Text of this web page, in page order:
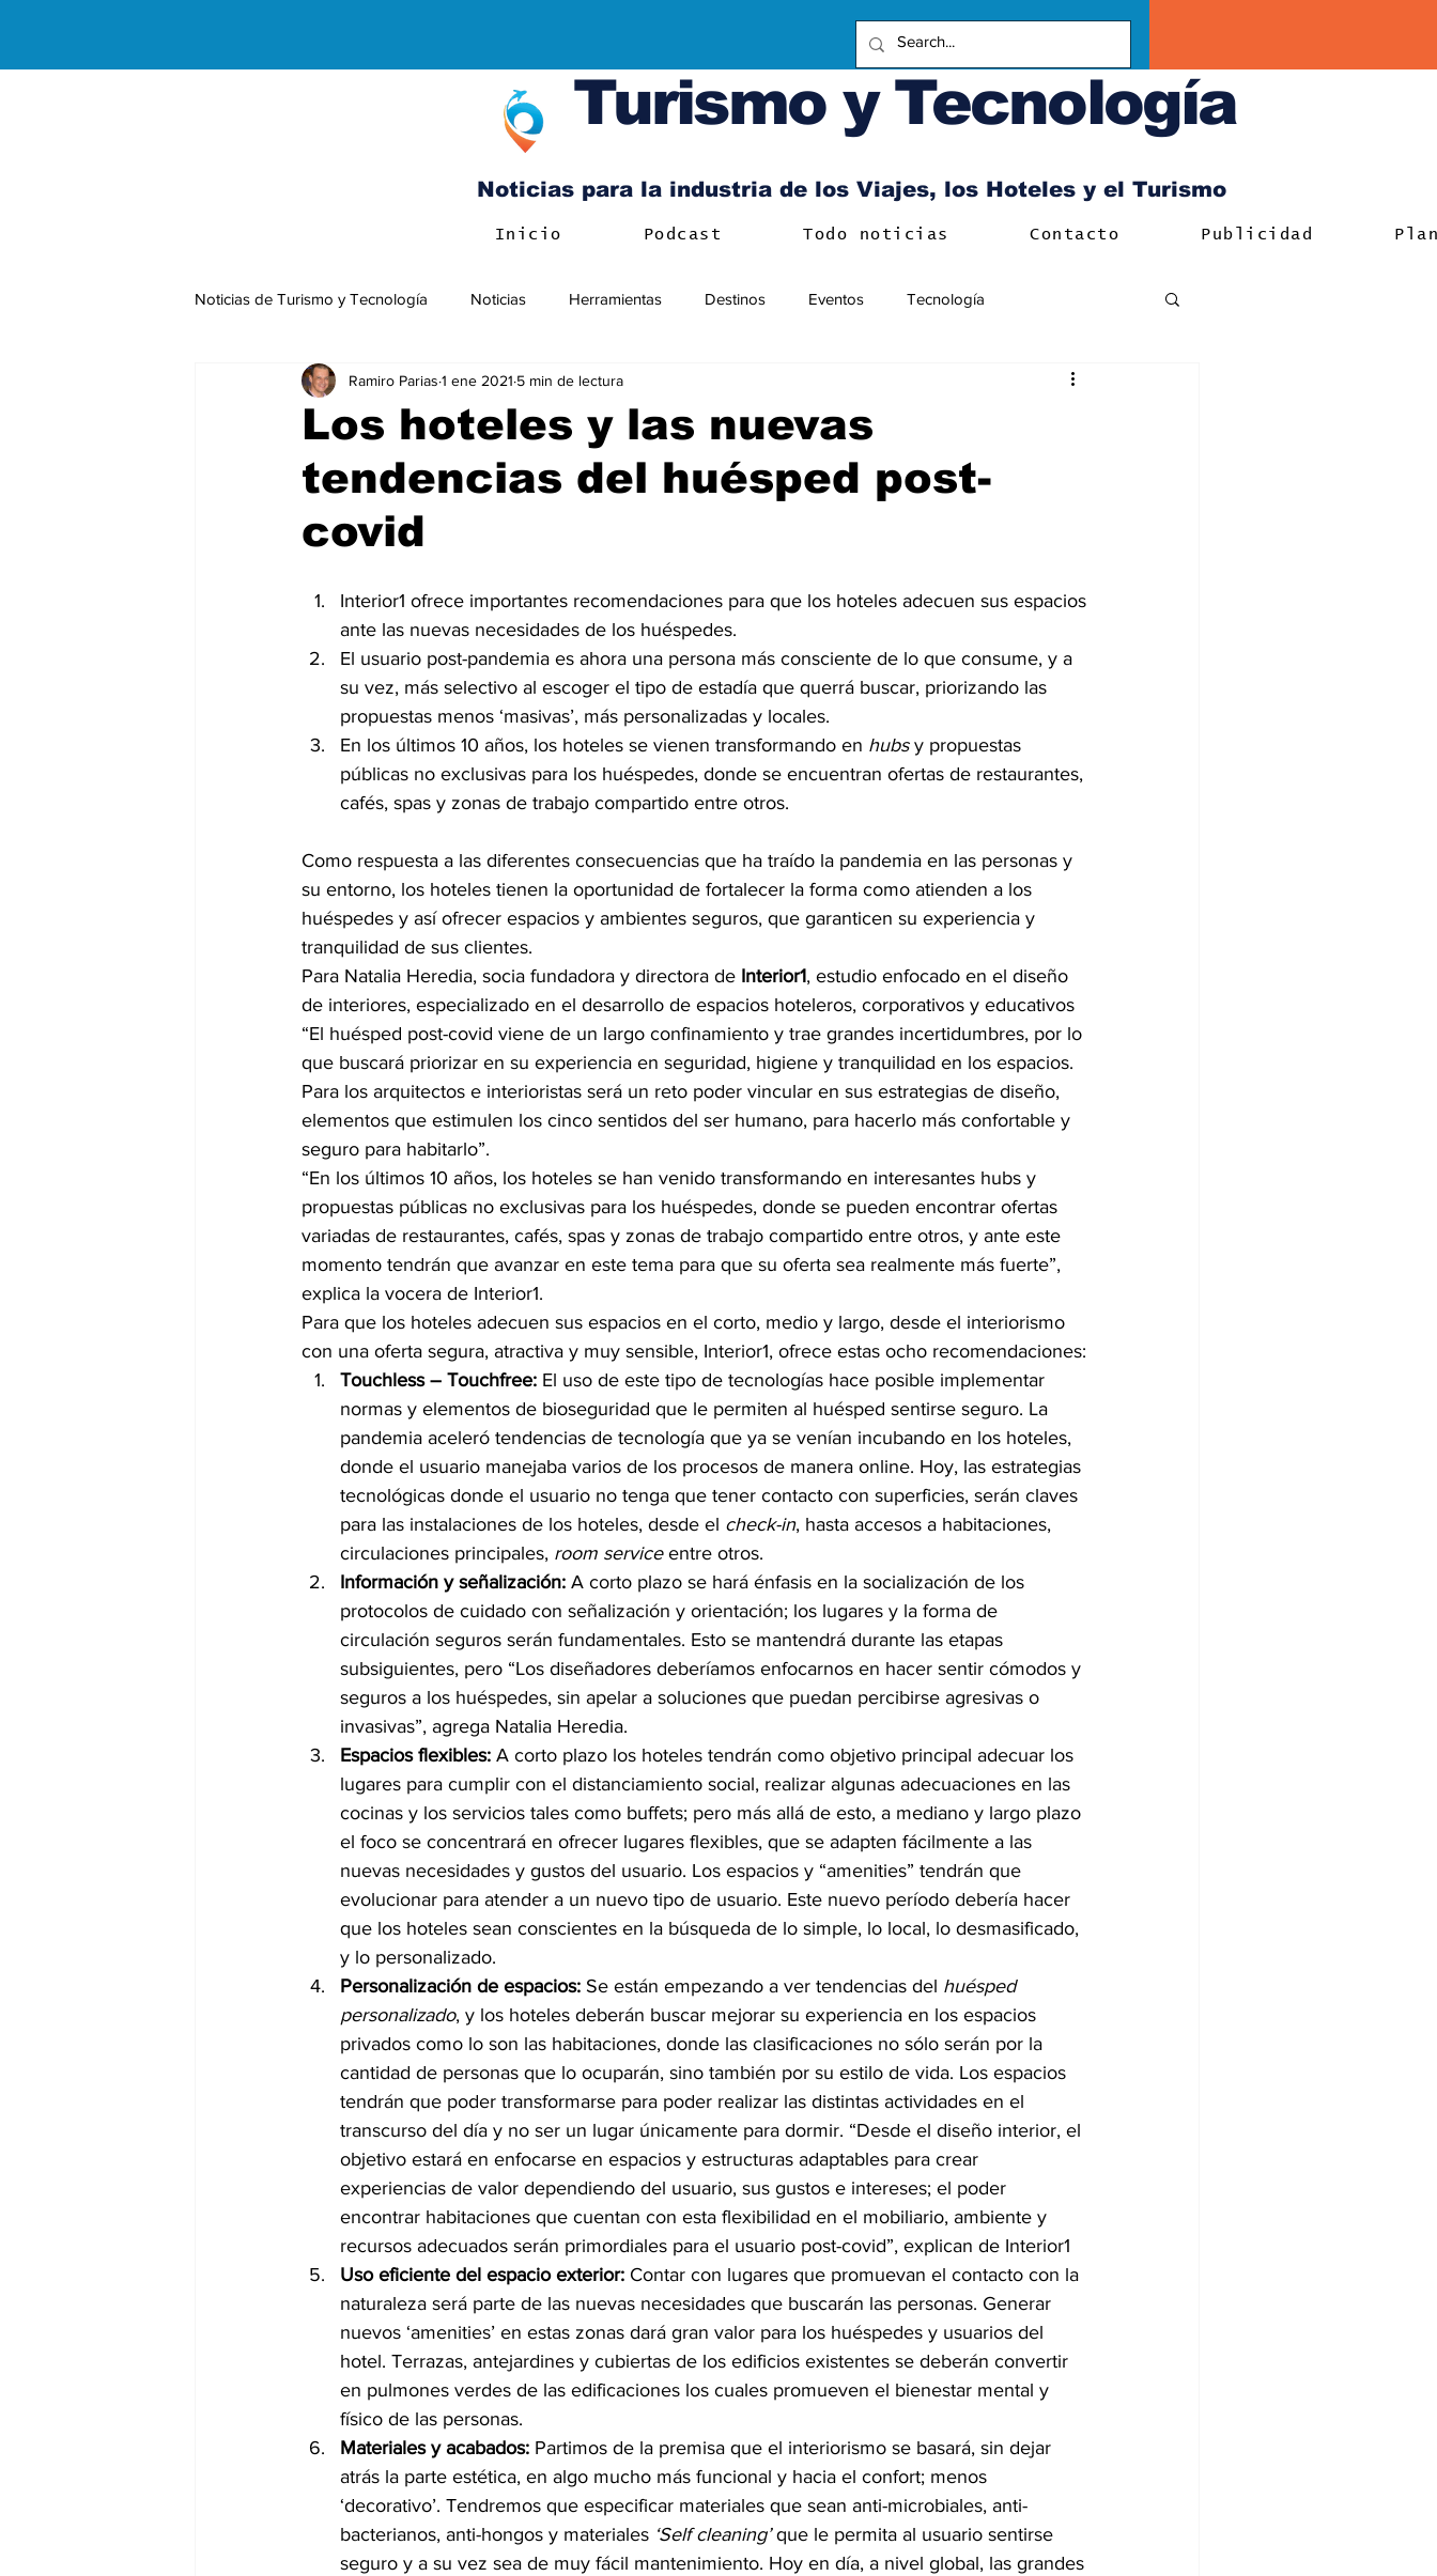
Turismo y Tecnología
Noticias para la industria de los Viajes, los Hoteles y el Turismo
Inicio Podcast Todo noticias Contacto Publicidad
Noticias de Turismo y Tecnología Noticias Herramientas Destinos Eventos Tecnología
Negocios Internacionales
Los hoteles y las nuevas
tendencias del huésped post-
covid
Ramiro Parias 1 ene 2021 5 min de lectura
Interior1 ofrece importantes recomendaciones para que los hoteles adecuen sus espacios
ante las nuevas necesidades de los huéspedes.
El usuario post-pandemia es ahora una persona más consciente de lo que consume, y a
su vez, más selectivo al escoger el tipo de estadía que querrá buscar, priorizando las
propuestas menos ‘masivas’, más personalizadas y locales.
En los últimos 10 años, los hoteles se vienen transformando en hubs y propuestas
públicas no exclusivas para los huéspedes, donde se encuentran ofertas de restaurantes,
cafés, spas y zonas de trabajo compartido entre otros.
Como respuesta a las diferentes consecuencias que ha traído la pandemia en las personas y
su entorno, los hoteles tienen la oportunidad de fortalecer la forma como atienden a los
huéspedes y así ofrecer espacios y ambientes seguros, que garanticen su experiencia y
tranquilidad de sus clientes.
Para Natalia Heredia, socia fundadora y directora de Interior1, estudio enfocado en el diseño
de interiores, especializado en el desarrollo de espacios hoteleros, corporativos y educativos
“El huésped post-covid viene de un largo confinamiento y trae grandes incertidumbres, por lo
que buscará priorizar en su experiencia en seguridad, higiene y tranquilidad en los espacios.
Para los arquitectos e interioristas será un reto poder vincular en sus estrategias de diseño,
elementos que estimulen los cinco sentidos del ser humano, para hacerlo más confortable y
seguro para habitarlo”.
“En los últimos 10 años, los hoteles se han venido transformando en interesantes hubs y
propuestas públicas no exclusivas para los huéspedes, donde se pueden encontrar ofertas
variadas de restaurantes, cafés, spas y zonas de trabajo compartido entre otros, y ante este
momento tendrán que avanzar en este tema para que su oferta sea realmente más fuerte”,
explica la vocera de Interior1.
Para que los hoteles adecuen sus espacios en el corto, medio y largo, desde el interiorismo
con una oferta segura, atractiva y muy sensible, Interior1, ofrece estas ocho recomendaciones:
Touchless – Touchfree: El uso de este tipo de tecnologías hace posible implementar
normas y elementos de bioseguridad que le permiten al huésped sentirse seguro. La
pandemia aceleró tendencias de tecnología que ya se venían incubando en los hoteles,
donde el usuario manejaba varios de los procesos de manera online. Hoy, las estrategias
tecnológicas donde el usuario no tenga que tener contacto con superficies, serán claves
para las instalaciones de los hoteles, desde el check-in, hasta accesos a habitaciones,
circulaciones principales, room service entre otros.
Información y señalización: A corto plazo se hará énfasis en la socialización de los
protocolos de cuidado con señalización y orientación; los lugares y la forma de
circulación seguros serán fundamentales. Esto se mantendrá durante las etapas
subsiguientes, pero “Los diseñadores deberíamos enfocarnos en hacer sentir cómodos y
seguros a los huéspedes, sin apelar a soluciones que puedan percibirse agresivas o
invasivas”, agrega Natalia Heredia.
Espacios flexibles: A corto plazo los hoteles tendrán como objetivo principal adecuar los
lugares para cumplir con el distanciamiento social, realizar algunas adecuaciones en las
cocinas y los servicios tales como buffets; pero más allá de esto, a mediano y largo plazo
el foco se concentrará en ofrecer lugares flexibles, que se adapten fácilmente a las
nuevas necesidades y gustos del usuario. Los espacios y “amenities” tendrán que
evolucionar para atender a un nuevo tipo de usuario. Este nuevo período debería hacer
que los hoteles sean conscientes en la búsqueda de lo simple, lo local, lo desmasificado,
y lo personalizado.
Personalización de espacios: Se están empezando a ver tendencias del huésped
personalizado, y los hoteles deberán buscar mejorar su experiencia en los espacios
privados como lo son las habitaciones, donde las clasificaciones no sólo serán por la
cantidad de personas que lo ocuparán, sino también por su estilo de vida. Los espacios
tendrán que poder transformarse para poder realizar las distintas actividades en el
transcurso del día y no ser un lugar únicamente para dormir. “Desde el diseño interior, el
objetivo estará en enfocarse en espacios y estructuras adaptables para crear
experiencias de valor dependiendo del usuario, sus gustos e intereses; el poder
encontrar habitaciones que cuentan con esta flexibilidad en el mobiliario, ambiente y
recursos adecuados serán primordiales para el usuario post-covid”, explican de Interior1
Uso eficiente del espacio exterior: Contar con lugares que promuevan el contacto con la
naturaleza será parte de las nuevas necesidades que buscarán las personas. Generar
nuevos ‘amenities’ en estas zonas dará gran valor para los huéspedes y usuarios del
hotel. Terrazas, antejardines y cubiertas de los edificios existentes se deberán convertir
en pulmones verdes de las edificaciones los cuales promueven el bienestar mental y
físico de las personas.
Materiales y acabados: Partimos de la premisa que el interiorismo se basará, sin dejar
atrás la parte estética, en algo mucho más funcional y hacia el confort; menos
‘decorativo’. Tendremos que especificar materiales que sean anti-microbiales, anti-
bacterianos, anti-hongos y materiales ‘Self cleaning’ que le permita al usuario sentirse
seguro y a su vez sea de muy fácil mantenimiento. Hoy en día, a nivel global, las grandes